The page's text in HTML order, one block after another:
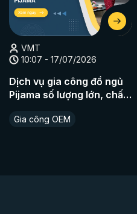
VMT
10:07 - 17/07/2026
Dịch vụ gia công đồ ngủ
Pijama số lượng lớn, chất
Gia công OEM